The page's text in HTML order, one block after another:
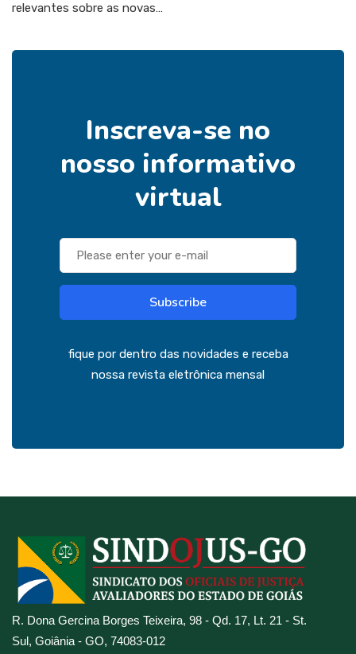
relevantes sobre as novas…
Inscreva-se no
nosso informativo
virtual
Subscribe
fique por dentro das novidades e receba
nossa revista eletrônica mensal
R. Dona Gercina Borges Teixeira, 98 - Qd. 17, Lt. 21 - St.
Sul, Goiânia - GO, 74083-012